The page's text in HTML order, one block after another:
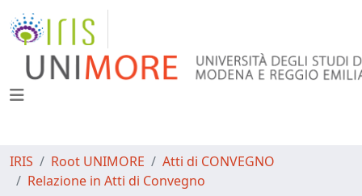
IRIS Root UNIMORE
Atti di CONVEGNO
Relazione in Atti di Convegno